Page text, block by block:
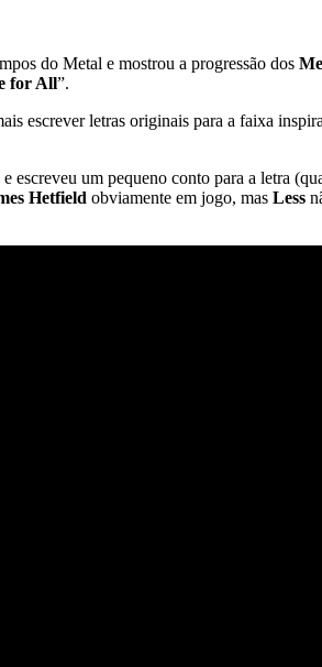
do Metal e mostrou a progressão dos
for All”.
escrever letras originais para a faixa
um pequeno conto para a letra
Hetfield obviamente em jogo, mas Less